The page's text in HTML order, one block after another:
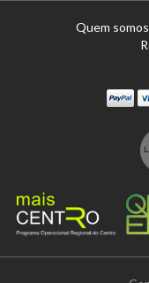
Quem somos
MastercardMaestro
Visa